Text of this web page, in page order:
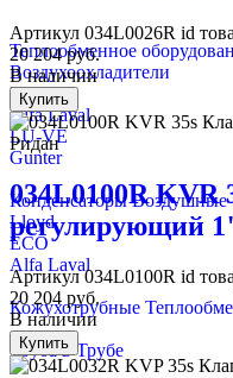
Теплообменное
Воздухоохладители
ECO
Alfa Laval
LU-VE
Gunter
Конденсаторы Воздушные
Lloyd
ECO
Alfa Laval
Кожухотрубные
Труба в Трубе
Артикул 034L0026R id
20 204руб.
В наличии
Купить
034L0100R KVR
регулирующий
Артикул034L0100R id
20 204 руб.
В наличии
Купить